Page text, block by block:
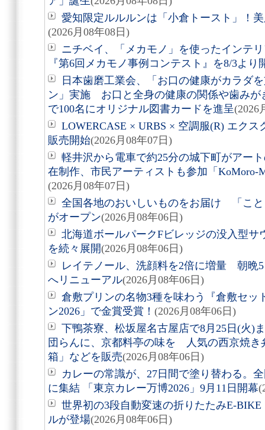
愛知限定ルルルンは「小倉トースト」！
(2026月08年08日)
ニチベイ、「メカモノ」を使ったインテ
『第6回メカモノ事例コンテスト』を8/3より
日本歯磨工業会、「お口の健康がカラダ
ン」実施 お口と全身の健康の関係や歯みが
で100名にオリジナル図書カードを進呈(2026
LOWERCASE × URBS × 空調服(R) エク
販売開始(2026月08年07日)
軽井沢から電車で約25分の城下町がアー
在制作、市民アーティストも参加「KoMoro-
(2026月08年07日)
全国各地のおいしいものをお届け 「こ
がオープン(2026月08年06日)
北海道ボールパークFビレッジの没入型サ
を続々展開(2026月08年06日)
レイテノール、洗顔料を2倍に増量 朝晩
へリニューアル(2026月08年06日)
倉敷プリンの名物3種を味わう『倉敷セッ
ン2026」で金賞受賞！ (2026月08年06日)
下鴨茶寮、松坂屋名古屋店で8月25日(火)
団らんに、京都料亭の味を 人気の西京焼き
箱」などを販売(2026月08年06日)
カレーの常識が、27日間で塗り替わる。
に集結 「東京カレー万博2026」9月11日開幕
世界初の3段自動変速の折りたたみE-
ルが登場(2026月08年06日)